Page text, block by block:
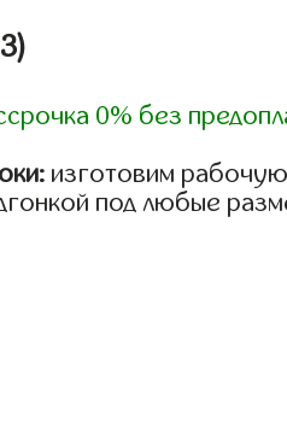
0% без
изготовим
под любые